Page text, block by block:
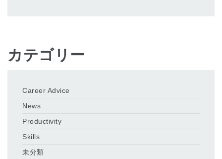
カテゴリー
Career Advice
News
Productivity
Skills
未分類